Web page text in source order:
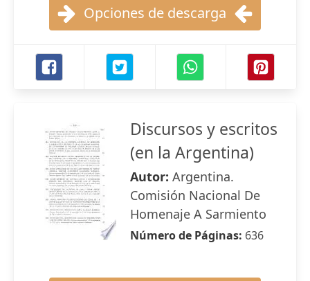
Opciones de descarga
Discursos y escritos
(en la Argentina)
Autor: Argentina.
Comisión Nacional De
Homenaje A Sarmiento
Número de Páginas: 636